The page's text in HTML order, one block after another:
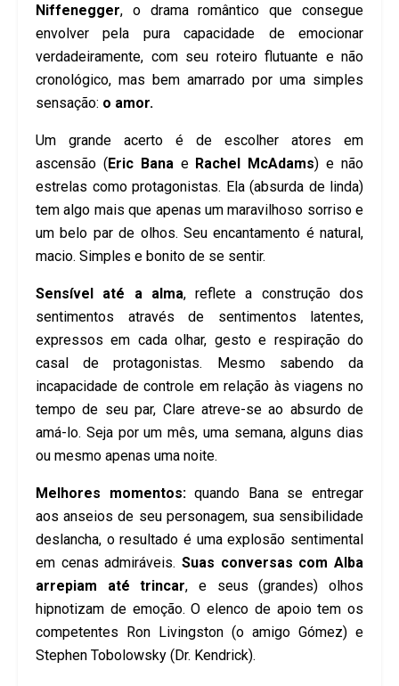
Niffenegger, o drama romântico que consegue
envolver pela pura capacidade de emocionar
verdadeiramente, com seu roteiro flutuante e não
cronológico, mas bem amarrado por uma simples
sensação: o amor.
Um grande acerto é de escolher atores em
ascensão (Eric Bana eRachel McAdams) e não
estrelas como protagonistas. Ela (absurda de linda)
tem algo mais que apenas um maravilhoso sorriso e
um belo par de olhos. Seu encantamento é natural,
macio. Simples e bonito de se sentir.
Sensível até a alma, reflete a construção dos
sentimentos através de sentimentos latentes,
expressos em cada olhar, gesto e respiração do
casal de protagonistas. Mesmo sabendo da
incapacidade de controle em relação às viagens no
tempo de seu par, Clare atreve-se ao absurdo de
amá-lo. Seja por um mês, uma semana, alguns dias
ou mesmo apenas uma noite.
Melhores momentos:quando Bana se entregar
aos anseios de seu personagem, sua sensibilidade
deslancha, o resultado é uma explosão sentimental
em cenas admiráveis. Suas conversas com Alba
arrepiam até trincar, e seus (grandes) olhos
hipnotizam de emoção. O elenco de apoio tem os
competentes Ron Livingston (o amigo Gómez) e
Stephen Tobolowsky (Dr. Kendrick).